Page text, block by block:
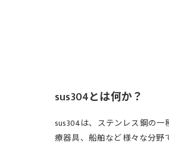
sus304とは何か？
sus304は、ステンレス鋼の
療器具、船舶など様々な分野